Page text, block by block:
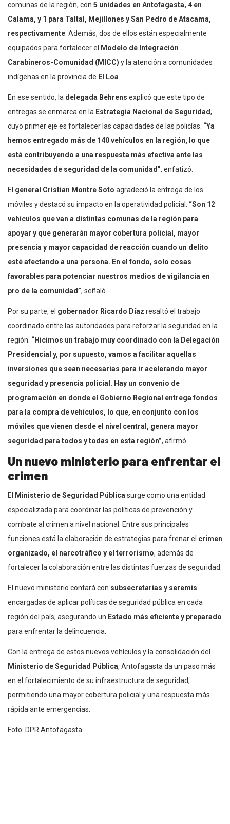
comunas de la región, con 5 unidades en Antofagasta, 4 en
Calama, y 1 para Taltal, Mejillones y San Pedro de Atacama,
respectivamente . Además, dos de ellos están especialmente
equipados para fortalecer el Modelo de Integración
Carabineros-Comunidad (MICC) y la atención a comunidades
indígenas en la provincia de El Loa
En ese sentido, la delegada Behrens explicó que este tipo de
entregas se enmarca en la Estrategia Nacional de Seguridad,
cuyo primer eje es fortalecer las capacidades de las policías. “Ya
hemos entregado más de 140 vehículos en la región, lo que
está contribuyendo a una respuesta más efectiva ante las
necesidades de seguridad de la comunidad”, enfatizó.
El general Cristian Montre Soto agradeció la entrega de los
móviles y destacó su impacto en la operatividad policial. “Son 12
vehículos que van a distintas comunas de la región para
apoyar y que generarán mayor cobertura policial, mayor
presencia y mayor capacidad de reacción cuando un delito
esté afectando a una persona. En el fondo, solo cosas
favorables para potenciar nuestros medios de vigilancia en
pro de la comunidad”, señaló.
Por su parte, el gobernador Ricardo Díaz resaltó el trabajo
coordinado entre las autoridades para reforzar la seguridad en la
región. “Hicimos un trabajo muy coordinado con la Delegación
Presidencial y, por supuesto, vamos a facilitar aquellas
inversiones que sean necesarias para ir acelerando mayor
seguridad y presencia policial. Hay un convenio de
programación en donde el Gobierno Regional entrega fondos
para la compra de vehículos, lo que, en conjunto con los
móviles que vienen desde el nivel central, genera mayor
seguridad para todos y todas en esta región”, afirmó.
Un nuevo ministerio para enfrentar el
crimen
El Ministerio de Seguridad Pública surge como una entidad
especializada para coordinar las políticas de prevención y
combate al crimen a nivel nacional. Entre sus principales
funciones está la elaboración de estrategias para frenar el crimen
organizado, el narcotráfico y el terrorismo, además de
fortalecer la colaboración entre las distintas fuerzas de seguridad.
El nuevo ministerio contará con subsecretarías y seremis
encargadas de aplicar políticas de seguridad pública en cada
región del país, asegurando un Estado más eficiente y preparado
para enfrentar la delincuencia.
Con la entrega de estos nuevos vehículos y la consolidación del
Ministerio de Seguridad Pública, Antofagasta da un paso más
en el fortalecimiento de su infraestructura de seguridad,
permitiendo una mayor cobertura policial y una respuesta más
rápida ante emergencias.
Foto: DPR Antofagasta.